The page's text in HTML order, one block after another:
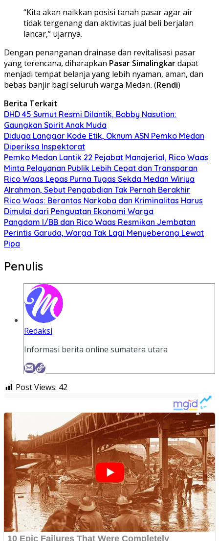
“Kita akan naikkan posisi tanah pasar agar air
tidak tergenang dan aktivitas jual beli berjalan
lancar,” ujarnya.
Dengan penanganan drainase dan revitalisasi pasar
yang terencana, diharapkan Pasar Simalingkardapat
menjadi tempat belanja yang lebih nyaman, aman, dan
bebas banjir bagi seluruh warga Medan. (Rendi)
Berita Terkait
DHD 45 Sumut Resmi Dilantik, Bobby Nasution:
Gaungkan Spirit Anak Muda
Diduga Langgar Kode Etik, Oknum ASN Pemko Medan
Diperiksa Inspektorat
Pemko Medan Lantik 22 Pejabat Manajerial, Rico Waas
Minta Pelayanan Publik Lebih Cepat dan Transparan
Rico Waas Lepas Purna Tugas Sekda Medan Wiriya
Alrahman, Sebut Pengabdian Tak Pernah Berakhir
Rico Waas: Berantas Narkoba dan Kriminalitas Harus
Dimulai dari Penguatan Ekonomi Warga
Pangdam I/BB dan Rico Waas Resmikan Jembatan
Perintis Garuda, Warga Tak Lagi Menyeberang Lewat
Pipa
Penulis
Redaksi
Informasi berita online sumatera utara
Post Views: 42